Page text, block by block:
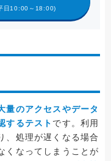
日10:00～18:00)
量のアクセスやデータ
するテスト です。利用
、処理が遅くなる場合
くなってしまうことが